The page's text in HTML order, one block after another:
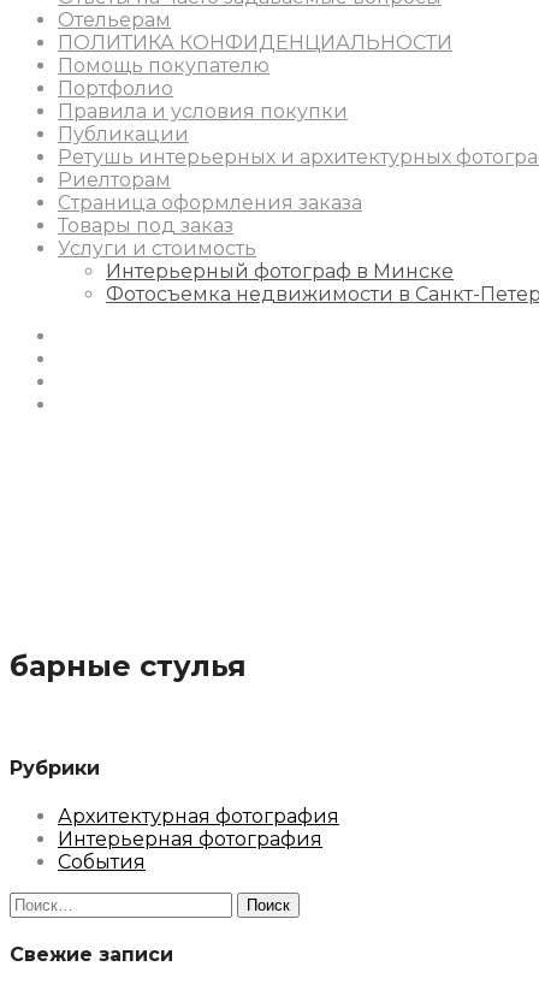
Отельерам
ПОЛИТИКА КОНФИДЕНЦИАЛЬНОСТИ
Помощь покупателю
Портфолио
Правила и условия покупки
Публикации
Ретушь интерьерных и архитектурных
Риелторам
Страница оформления заказа
Товары под заказ
Услуги и стоимость
Интерьерный фотограф в Минске
Фотосъемка недвижимости в Санкт-
барные стулья
Рубрики
Архитектурная фотография
Интерьерная фотография
События
Найти:
Свежие записи